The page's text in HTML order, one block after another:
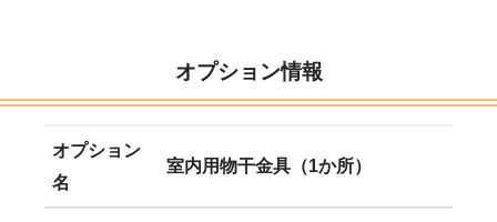
オプション情報
オプション
名
室内用物干金具（1か所）